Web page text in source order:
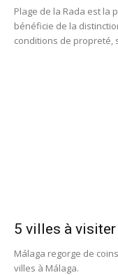
Plage de la Rada est la
bénéficie de la
conditions de propreté,
5 villes à
Málaga regorge de
villes à Málaga.